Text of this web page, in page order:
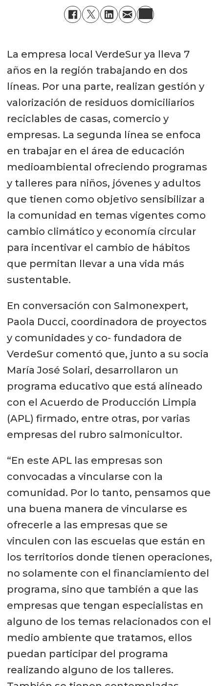
La empresa local VerdeSur ya lleva 7
años en la región trabajando en dos
líneas. Por una parte, realizan gestión y
valorización de residuos domiciliarios
reciclables de casas, comercio y
empresas. La segunda línea se enfoca
en trabajar en el área de educación
medioambiental ofreciendo programas
y talleres para niños, jóvenes y adultos
que tienen como objetivo sensibilizar a
la comunidad en temas vigentes como
cambio climático y economía circular
para incentivar el cambio de hábitos
que permitan llevar a una vida más
sustentable.
En conversación con Salmonexpert,
Paola Ducci, coordinadora de proyectos
y comunidades y co- fundadora de
VerdeSur comentó que, junto a su socia
María José Solari, desarrollaron un
programa educativo que está alineado
con el Acuerdo de Producción Limpia
(APL) firmado, entre otras, por varias
empresas del rubro salmonicultor.
“En este APL las empresas son
convocadas a vincularse con la
comunidad. Por lo tanto, pensamos que
una buena manera de vincularse es
ofrecerle a las empresas que se
vinculen con las escuelas que están en
los territorios donde tienen operaciones,
no solamente con el financiamiento del
programa, sino que también a que las
empresas que tengan especialistas en
alguno de los temas relacionados con el
medio ambiente que tratamos, ellos
puedan participar del programa
realizando alguno de los talleres.